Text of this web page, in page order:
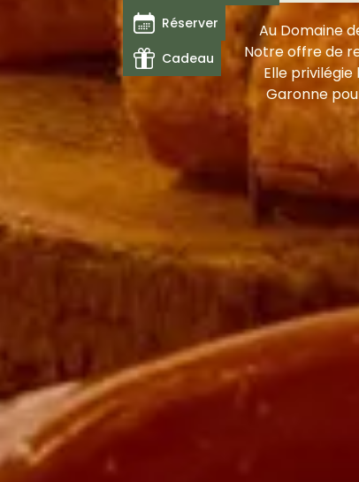
Au Domaine
Notre offre de
Elle privilégie
Garonne
Réserver
Cadeau